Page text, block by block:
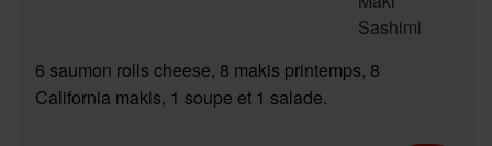
6 saumon rolls cheese, 8 makis printemps, 8
California makis, 1 soupe et 1 salade.